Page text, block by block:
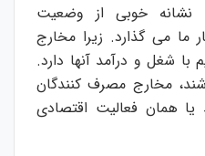
نشانه خوبی از وضعیت
ما می گذارد. زیرا مخارج
با شغل و درآمد آنها دارد.
مخارج مصرف کنندگان
یا همان فعالیت اقتصادی